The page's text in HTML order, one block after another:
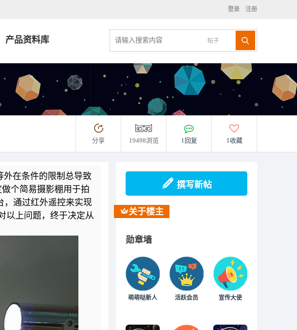
登录 注册
帖子
产品资料库
分享 19498浏览 1回复 1收藏
在条件的限制总导致
个简易摄影棚用于拍
，通过红外遥控来实现
以上问题，终于决定从
撰写新帖
关于楼主
勋章墙
萌萌哒新人 活跃会员 宣传大使